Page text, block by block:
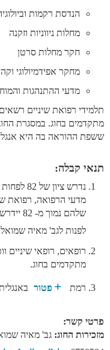
הנדסת רקמות
מחלות ניווניות וזקנה
חקר מחלות סרטן
מחקר אפידמיולוגי
מדעי ההתנהגות והמוח
תלמידי רפואת שיניים
מתקדמים בחוג. במסגרת
ששפת ההוראה בה היא
תנאי קבלה:
נדרש ציון של 82 לפחות ב
מדעי הרפואה, רפואת
שלהם
לפנות לגב' מאיה שמואל
רופאים, רופאי שיניים
מתקדמים בחוג.
רמת פטור
פרטי קשר:
מזכירות החוג: